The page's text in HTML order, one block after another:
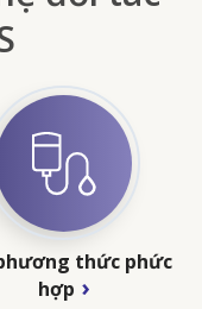
thức phức
hợp